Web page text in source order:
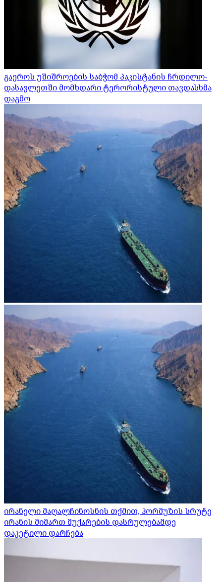
გაეროს უშიშროების საბჭომ პაკისტანის ჩრდილო-
დასავლეთში მომხდარი ტერორისტული თავდასხმა
დაგმო
ირანელი მაღალჩინოსნის თქმით, ჰორმუზის სრუტე
ირანის მიმართ მუქარების დასრულებამდე
დაკეტილი დარჩება